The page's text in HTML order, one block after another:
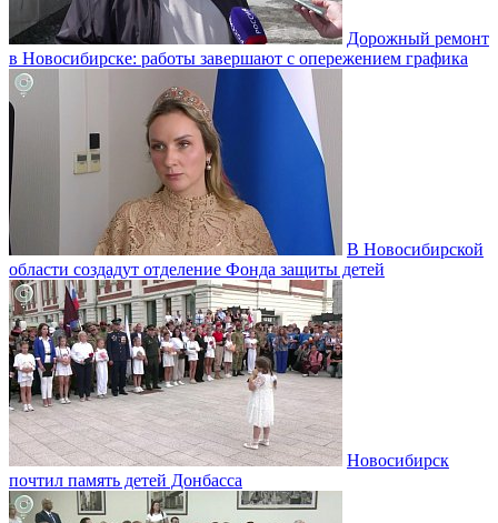
Дорожный ремонт
в Новосибирске: работы завершают с опережением графика
В Новосибирской
области создадут отделение Фонда защиты детей
Новосибирск
почтил память детей Донбасса